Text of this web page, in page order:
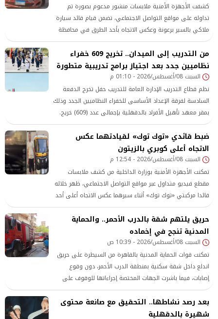
كشفت الأجهزة الأمنية ملابسات منشور مدعوم بصورة تم
تداوله على مواقع التواصل الاجتماعي، تضمن قيام قائد سيارة
ملاكي بالسير برعونة وعكس الاتجاه بأحد الطرق في محافظة
الجيزة، بما عرض حياته وحياة المواطنين للخطر.
من التدريب إلى الميدان.. تخريج 609 خفراء
نظاميين جدد بعد اجتياز برامج تدريبية متطورة
السبت 08/أغسطس/2026 - 01:10 م
نظم قطاع التدريب الإدارة العامة للتدريب حفل تخرج الدفعة
السادسة لفرقة الإعداد الأساسى للخفراء النظاميين الجدد وذلك
بمقر معهد تأهيل الأفراد بالدقهلية بإجمالى عدد (609) خريج.
ضبط قائدي «توك توك» لقيادتهما عكس
الاتجاه أعلى كوبري بالزيتون
السبت 08/أغسطس/2026 - 12:54 م
تمكنت الأجهزة الأمنية بوزارة الداخلية من كشف ملابسات
مقطع فيديو متداول عبر مواقع التواصل الاجتماعي، ظهر خلاله
قائدا مركبتي «توك توك» أثناء سيرهما عكس الاتجاه أعلى أحد
الكباري بدائرة قسم شرطة الزيتون بالقاهرة، معرضين حياتهما
وحياة المواطنين للخطر.
حريق يلتهم شقة بالدرب الأحمر.. والحماية
المدنية تنجح في إخماده
السبت 08/أغسطس/2026 - 10:39 ص
تمكنت قوات الحماية المدنية بالقاهرة من السيطرة على حريق
اندلع داخل شقة سكنية بمنطقة الدرب الأحمر، دون وقوع
إصابات، فيما باشرت الجهات المختصة إجراءاتها للوقوف على
أسباب الحريق وحصر حجم التلفيات.
بعد رصد نشاطها.. التحقيق مع صانعة محتوى
شهيرة بالدقهلية